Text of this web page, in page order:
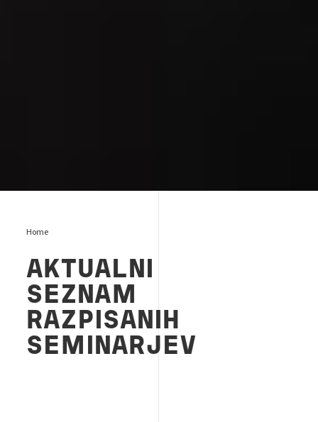
Home
AKTUALNI
SEZNAM
RAZPISANIH
SEMINARJEV